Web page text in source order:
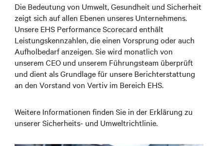
Die Bedeutung von Umwelt, Gesundheit und Sicherheit
zeigt sich auf allen Ebenen unseres Unternehmens.
Unsere EHS Performance Scorecard enthält
Leistungskennzahlen, die einen Vorsprung oder auch
Aufholbedarf anzeigen. Sie wird monatlich von
unserem CEO und unserem Führungsteam überprüft
und dient als Grundlage für unsere Berichterstattung
an den Vorstand von Vertiv im Bereich EHS.
Weitere Informationen finden Sie in der Erklärung zu
unserer Sicherheits- und Umweltrichtlinie.